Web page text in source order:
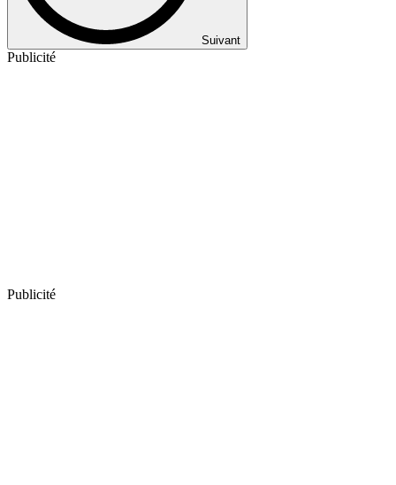
Suivant
Publicité
Publicité